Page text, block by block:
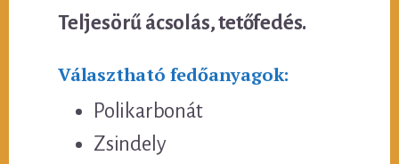
Teljesörű ácsolás, tetőfedés.
Választható fedőanyagok:
Polikarbonát
Zsindely